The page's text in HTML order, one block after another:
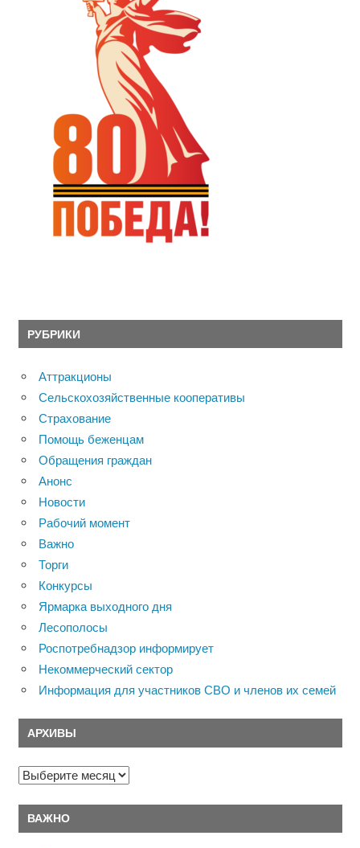
РУБРИКИ
Аттракционы
Сельскохозяйственные кооперативы
Страхование
Помощь беженцам
Обращения граждан
Анонс
Новости
Рабочий момент
Важно
Торги
Конкурсы
Ярмарка выходного дня
Лесополосы
Роспотребнадзор информирует
Некоммерческий сектор
Информация для участников СВО и членов их семей
АРХИВЫ
Архивы
ВАЖНО